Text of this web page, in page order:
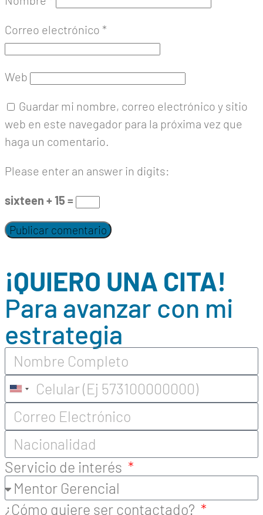
Correo electrónico *
Web
Guardar mi nombre, correo electrónico y sitio
web en este navegador para la próxima vez que
haga un comentario.
Please enter an answer in digits:
sixteen + 15 =
¡QUIERO UNA CITA!
Para avanzar con mi
estrategia
United
States
+1
Servicio de interés
¿Cómo quiere ser contactado?